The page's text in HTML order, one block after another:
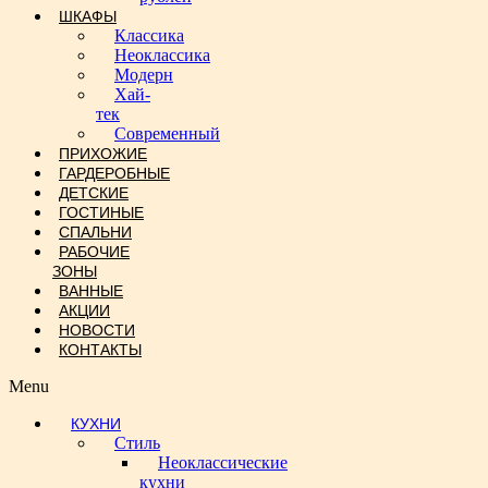
ШКАФЫ
Классика
Неоклассика
Модерн
Хай-
тек
Современный
ПРИХОЖИЕ
ГАРДЕРОБНЫЕ
ДЕТСКИЕ
ГОСТИНЫЕ
СПАЛЬНИ
РАБОЧИЕ
ЗОНЫ
ВАННЫЕ
АКЦИИ
НОВОСТИ
КОНТАКТЫ
Menu
КУХНИ
Стиль
Неоклассические
кухни